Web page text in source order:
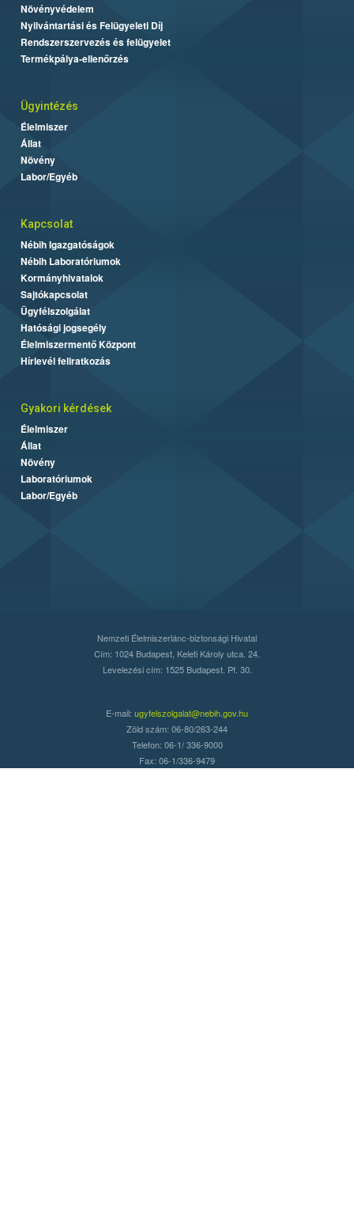
Növényvédelem
Nyilvántartási és Felügyeleti Díj
Rendszerszervezés és felügyelet
Termékpálya-ellenőrzés
Ügyintézés
Élelmiszer
Állat
Növény
Labor/Egyéb
Kapcsolat
Nébih Igazgatóságok
Nébih Laboratóriumok
Kormányhivatalok
Sajtókapcsolat
Ügyfélszolgálat
Hatósági jogsegély
Élelmiszermentő Központ
Hírlevél feliratkozás
Gyakori kérdések
Élelmiszer
Állat
Növény
Laboratóriumok
Labor/Egyéb
Nemzeti Élelmiszerlánc-biztonsági Hivatal
Cím: 1024 Budapest, Keleti Károly utca. 24.
Levelezési cím: 1525 Budapest. Pf. 30.
E-mail: ugyfelszolgalat@nebih.gov.hu
Zöld szám: 06-80/263-244
Telefon: 06-1/ 336-9000
Fax: 06-1/336-9479